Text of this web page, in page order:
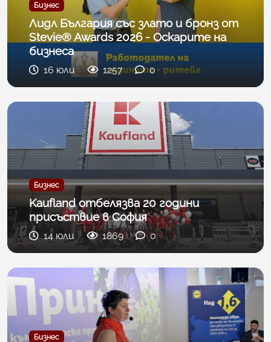
Бизнес
Лидл България със злато и бронз от
Stevie® Awards 2026 - Оскарите на
бизнеса
16 юли 1257 0
Бизнес
Kaufland отбелязва 20 години
присъствие в София
14 юли 1869 0
Бизнес